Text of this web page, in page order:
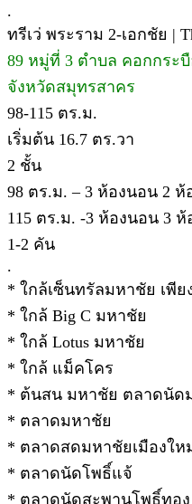
.
ทรีเว่ พระราม 2-เอกชัย |
89 หมู่ที่ 3 ตำบล คอกกระ
จังหวัดสมุทรสาคร
98-115 ตร.ม.
เริ่มต้น 16.7 ตร.วา
2 ชั้น
98 ตร.ม. – 3 ห้องนอน 2 ห้
115 ตร.ม. -3 ห้องนอน 3 ห้
1-2 คัน
.
* ใกล้เซ็นทรัลมหาชัย เพีย
* ใกล้ Big C มหาชัย
* ใกล้ Lotus มหาชัย
* ใกล้ แม็คโคร
* ต้นสน มหาชัย ตลาดนัด
* ตลาดมหาชัย
* ตลาดสดมหาชัยเมืองให
* ตลาดนัดโพธิ์แจ้
* ตลาดนัดสะพานโพธิ์ทอง